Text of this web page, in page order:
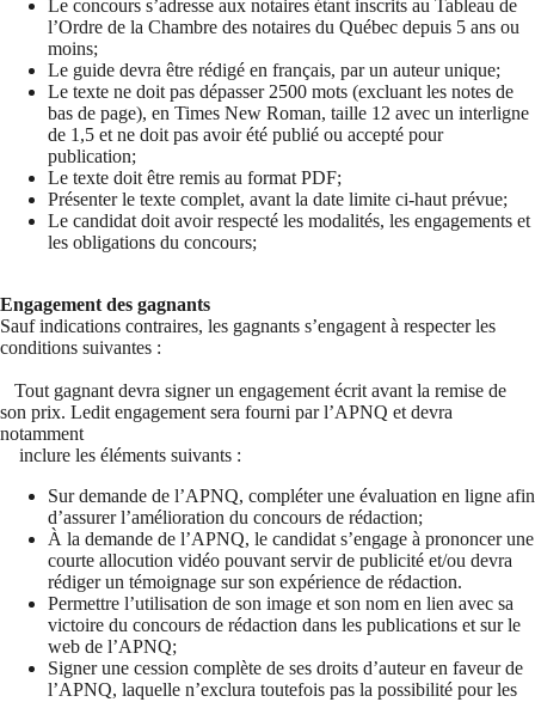
Le concours s’adresse aux notaires étant inscrits au Tableau de
l’Ordre de la Chambre des notaires du Québec depuis 5 ans ou
moins;
Le guide devra être rédigé en français, par un auteur unique;
Le texte ne doit pas dépasser 2500 mots (excluant les notes de
bas de page), en Times New Roman, taille 12 avec un interligne
de 1,5 et ne doit pas avoir été publié ou accepté pour
publication;
Le texte doit être remis au format PDF;
Présenter le texte complet, avant la date limite ci-haut prévue;
Le candidat doit avoir respecté les modalités, les engagements et
les obligations du concours;
Engagement des gagnants
Sauf indications contraires, les gagnants s’engagent à respecter les
conditions suivantes :
Tout gagnant devra signer un engagement écrit avant la remise de
son prix. Ledit engagement sera fourni par l’APNQ et devra
notamment
inclure les éléments suivants :
Sur demande de l’APNQ, compléter une évaluation en ligne afin
d’assurer l’amélioration du concours de rédaction;
À la demande de l’APNQ, le candidat s’engage à prononcer une
courte allocution vidéo pouvant servir de publicité et/ou devra
rédiger un témoignage sur son expérience de rédaction.
Permettre l’utilisation de son image et son nom en lien avec sa
victoire du concours de rédaction dans les publications et sur le
web de l’APNQ;
Signer une cession complète de ses droits d’auteur en faveur de
l’APNQ, laquelle n’exclura toutefois pas la possibilité pour les